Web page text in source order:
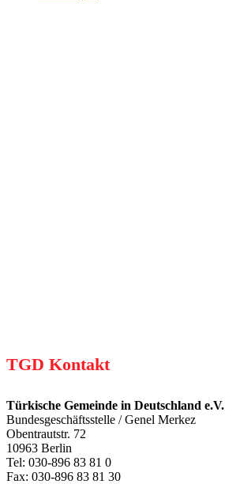
TGD Kontakt
Türkische Gemeinde in Deutschland e.V.
Bundesgeschäftsstelle / Genel Merkez
Obentrautstr. 72
10963 Berlin
Tel: 030-896 83 81 0
Fax: 030-896 83 81 30